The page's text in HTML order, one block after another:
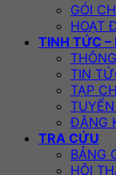
GÓI
HOẠT
TINH TỨC –
TIN
TẠP
ĐĂNG
TRA CỨU
BẢNG
HỘI